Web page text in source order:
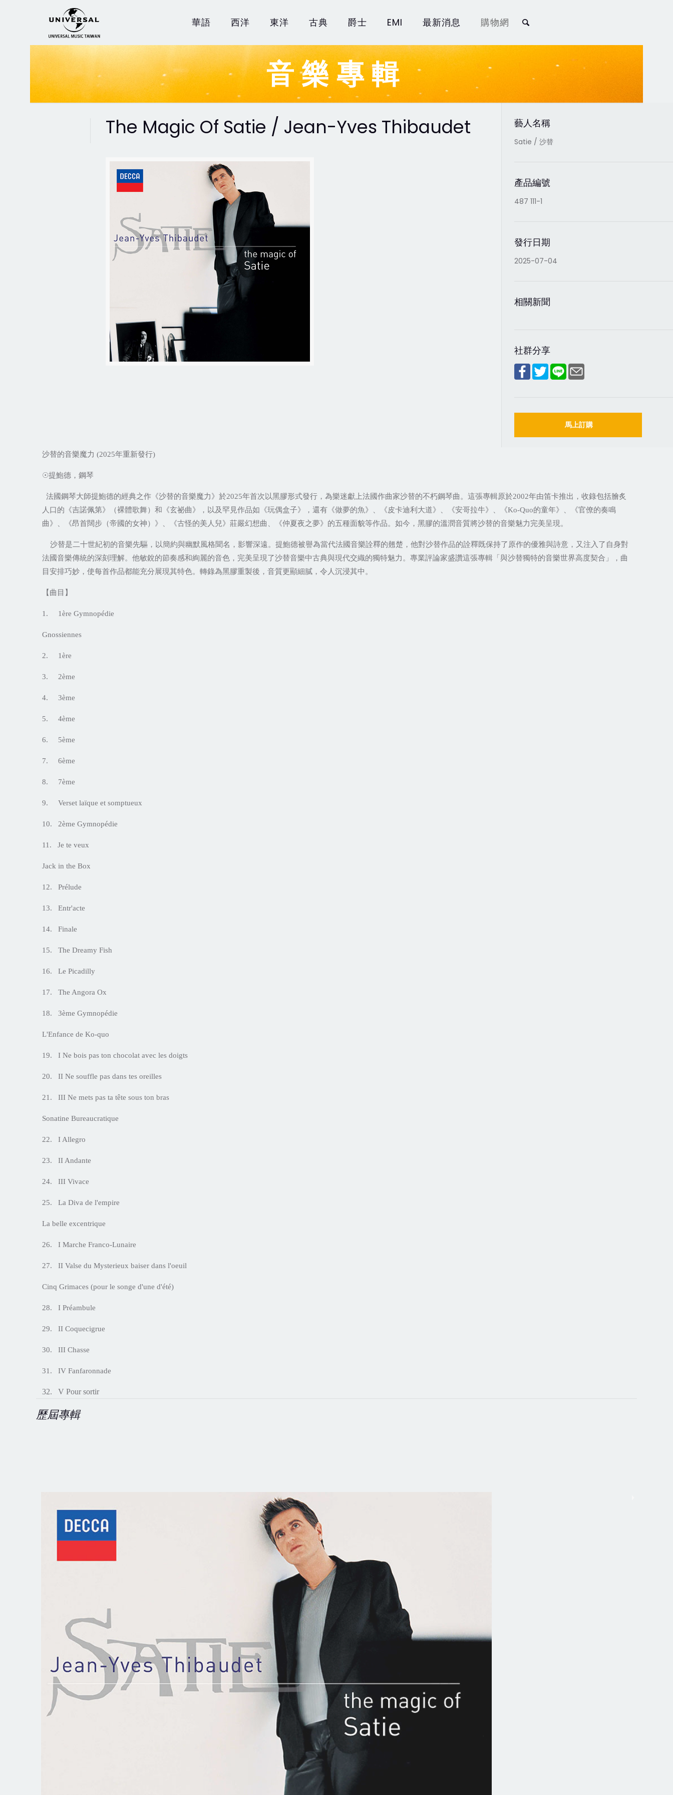
華語 西洋 東洋 古典 爵士 EMI 最新消息 購物網
音樂專輯
The Magic Of Satie / Jean-Yves Thibaudet 藝人名稱
Satie / 沙替
產品編號
487 111-1
發行日期
2025-07-04
相關新聞
社群分享
馬上訂購
沙替的音樂魔力 (2025年重新發行)
☉提鮑德，鋼琴
法國鋼琴大師提鮑德的經典之作《沙替的音樂魔力》於2025年首次以黑膠形式發行，為樂迷獻上法國作曲家沙替的不朽鋼琴曲。這張專輯原於2002年由笛卡推出，收錄包括膾炙
人口的《吉諾佩第》（裸體歌舞）和《玄祕曲》，以及罕見作品如《玩偶盒子》，還有《做夢的魚》、《皮卡迪利大道》、《安哥拉牛》、《Ko-Quo的童年》、《官僚的奏鳴
曲》、《昂首闊步（帝國的女神）》、《古怪的美人兒》莊嚴幻想曲、《仲夏夜之夢》的五種面貌等作品。如今，黑膠的溫潤音質將沙替的音樂魅力完美呈現。
沙替是二十世紀初的音樂先驅，以簡約與幽默風格聞名，影響深遠。提鮑德被譽為當代法國音樂詮釋的翹楚，他對沙替作品的詮釋既保持了原作的優雅與詩意，又注入了自身對
法國音樂傳統的深刻理解。他敏銳的節奏感和絢麗的音色，完美呈現了沙替音樂中古典與現代交織的獨特魅力。專業評論家盛讚這張專輯「與沙替獨特的音樂世界高度契合」，曲
目安排巧妙，使每首作品都能充分展現其特色。轉錄為黑膠重製後，音質更顯細膩，令人沉浸其中。
【曲目】
1. 1ère Gymnopédie
Gnossiennes
2. 1ère
3. 2ème
4. 3ème
5. 4ème
6. 5ème
7. 6ème
8. 7ème
9. Verset laïque et somptueux
10. 2ème Gymnopédie
11. Je te veux
Jack in the Box
12. Prélude
13. Entr'acte
14. Finale
15. The Dreamy Fish
16. Le Picadilly
17. The Angora Ox
18. 3ème Gymnopédie
L'Enfance de Ko-quo
19. I Ne bois pas ton chocolat avec les doigts
20. II Ne souffle pas dans tes oreilles
21. III Ne mets pas ta tête sous ton bras
Sonatine Bureaucratique
22. I Allegro
23. II Andante
24. III Vivace
25. La Diva de l'empire
La belle excentrique
26. I Marche Franco-Lunaire
27. II Valse du Mysterieux baiser dans l'oeuil
Cinq Grimaces (pour le songe d'une d'été)
28. I Préambule
29. II Coquecigrue
30. III Chasse
31. IV Fanfaronnade
32. V Pour sortir
歷屆專輯